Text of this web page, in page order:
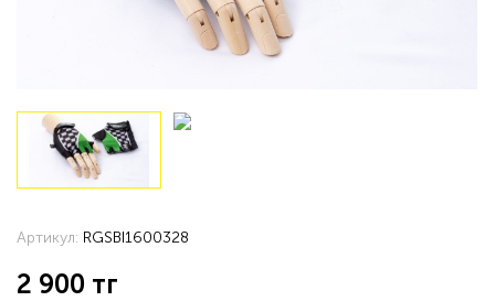
Артикул: RGSBI1600328
2 900 тг